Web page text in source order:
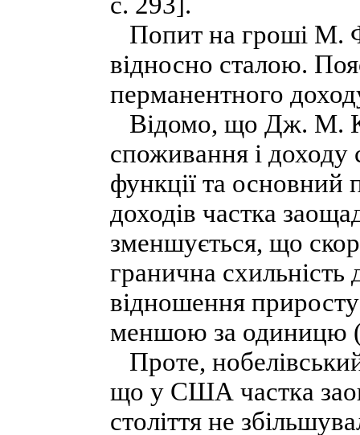
Попит на гроші М.
відносно сталою.
перманентного
Відомо, що Дж. М.
споживання і
функції та основний
доходів частка
зменшується, що
гранична
відношення
меншою за одиницю
Проте,
що у США частка
століття не